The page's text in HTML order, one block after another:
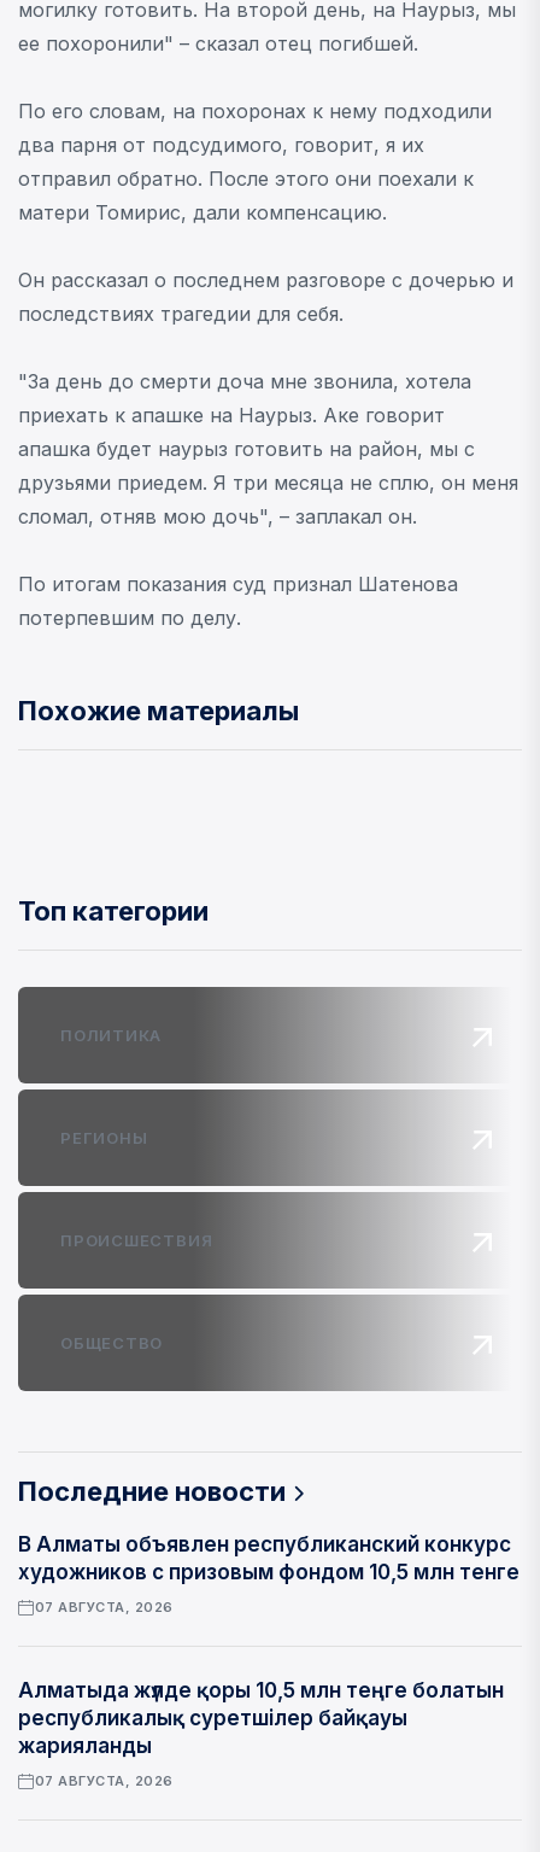
могилку готовить. На второй день, на Наурыз, мы
ее похоронили" – сказал отец погибшей.
По его словам, на похоронах к нему подходили
два парня от подсудимого, говорит, я их
отправил обратно. После этого они поехали к
матери Томирис, дали компенсацию.
Он рассказал о последнем разговоре с дочерью и
последствиях трагедии для себя.
"За день до смерти доча мне звонила, хотела
приехать к апашке на Наурыз. Аке говорит
апашка будет наурыз готовить на район, мы с
друзьями приедем. Я три месяца не сплю, он меня
сломал, отняв мою дочь", – заплакал он.
По итогам показания суд признал Шатенова
потерпевшим по делу.
Похожие материалы
Топ категории
ПОЛИТИКА
РЕГИОНЫ
ПРОИСШЕСТВИЯ
ОБЩЕСТВО
Последние новости
В Алматы объявлен республиканский конкурс
художников с призовым фондом 10,5 млн тенге
07 АВГУСТА, 2026
Алматыда жүлде қоры 10,5 млн теңге болатын
республикалық суретшілер байқауы
жарияланды
07 АВГУСТА, 2026